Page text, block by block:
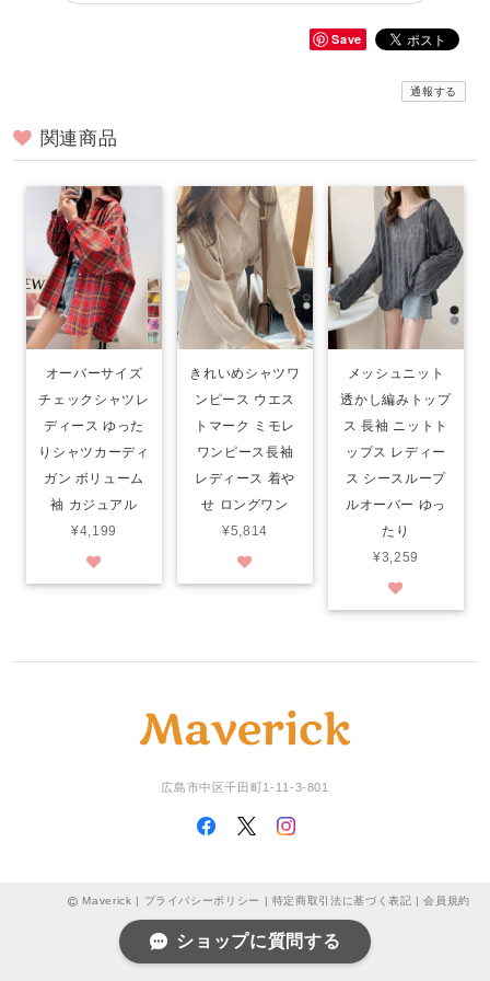
Save
通報する
関連商品
オーバーサイズ
チェックシャツレ
ディース ゆった
りシャツカーディ
ガン ボリューム
袖 カジュアル
¥4,199
きれいめシャツワ
ンピース ウエス
トマーク ミモレ
ワンピース長袖
レディース 着や
せ ロングワン
¥5,814
メッシュニット
透かし編みトップ
ス 長袖 ニットト
ップス レディー
ス シースループ
ルオーバー ゆっ
たり
¥3,259
広島市中区千田町1-11-3-801
Maverick | プライバシーポリシー | 特定商取引法に基づく表記 |会員規約
ショップに質問する